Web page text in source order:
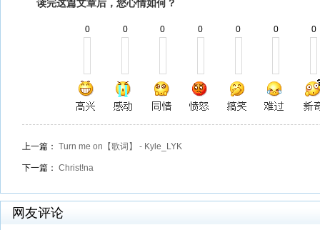
读完这篇文章后，您心情如何？
0 0 0 0 0 0 0
上一篇： Turn me on【歌词】 - Kyle_LYK
下一篇： Christ!na
网友评论